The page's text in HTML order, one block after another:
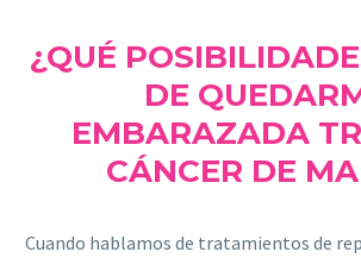
¿QUÉ
DE
EMBARAZADA
CÁNCER DE
Cuando hablamos de tratamientos de